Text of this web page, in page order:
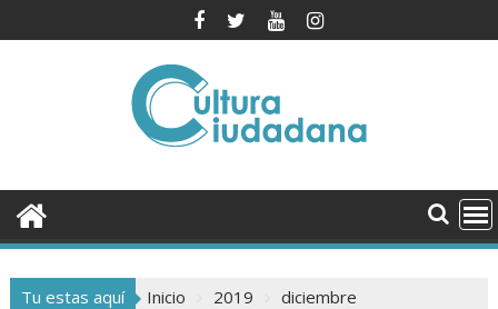
al
Tu estas aquí Inicio 2019 diciembre